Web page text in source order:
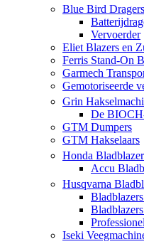
Blue Bird Dragers
Vervoerder
Eliet Blazers en
Ferris Stand-On
Garmech
Gemotoriseerde
Grin
De
GTM Dumpers
GTM Hakselaars
Honda Bladblazer
Accu
Husqvarna
Iseki